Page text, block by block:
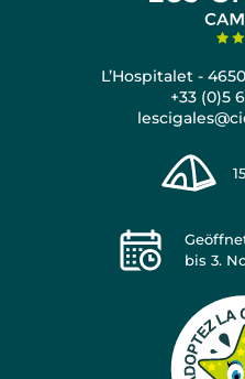
L’Hospitalet -
+33 (0)5
bis 3.